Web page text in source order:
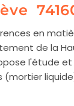
en
de la
l'étude
(mortier